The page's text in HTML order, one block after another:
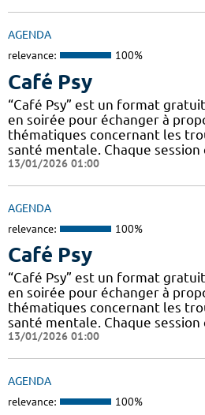
AGENDA
relevance: 100%
Café Psy
“Café Psy” est un format
en soirée pour échanger à
thématiques concernant les
santé mentale. Chaque
13/01/2026 01:00
AGENDA
relevance: 100%
Café Psy
“Café Psy” est un format
en soirée pour échanger à
thématiques concernant les
santé mentale. Chaque
13/01/2026 01:00
AGENDA
relevance: 100%